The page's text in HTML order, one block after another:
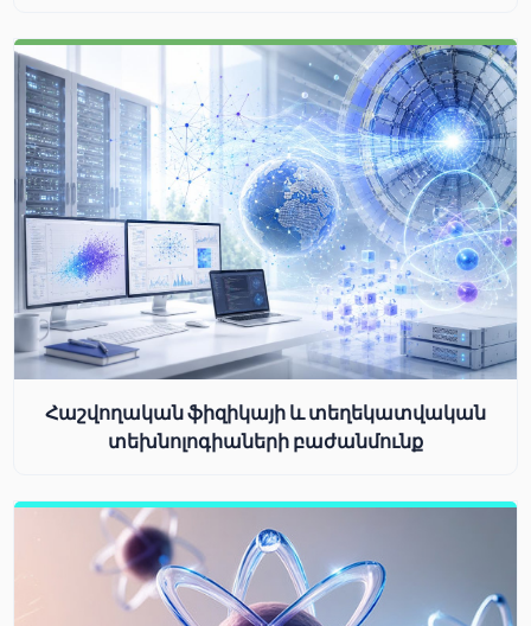
Հաշվողական ֆիզիկայի և տեղեկատվական
տեխնոլոգիաների բաժանմունք